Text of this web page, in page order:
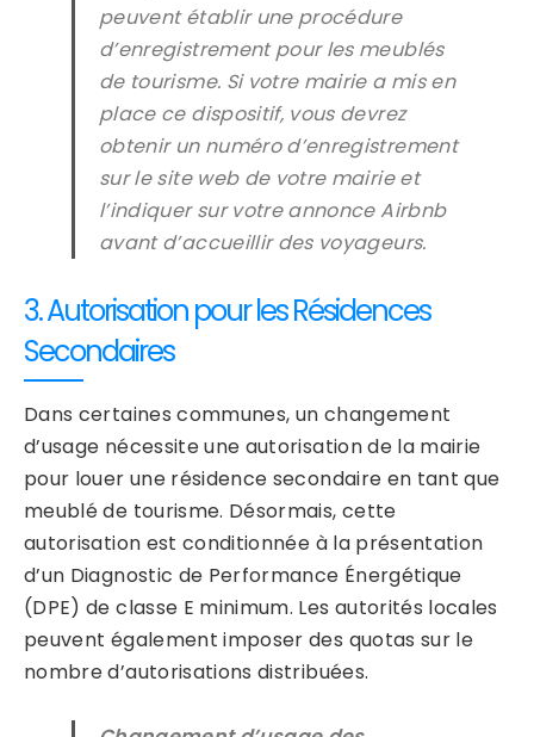
peuvent établir une procédure
d’enregistrement pour les meublés
de tourisme. Si votre mairie a mis en
place ce dispositif, vous devrez
obtenir un numéro d’enregistrement
sur le site web de votre mairie et
l’indiquer sur votre annonce Airbnb
avant d’accueillir des voyageurs.
3. Autorisation pour les Résidences
Secondaires
Dans certaines communes, un changement
d’usage nécessite une autorisation de la mairie
pour louer une résidence secondaire en tant que
meublé de tourisme. Désormais, cette
autorisation est conditionnée à la présentation
d’un Diagnostic de Performance Énergétique
(DPE) de classe E minimum. Les autorités locales
peuvent également imposer des quotas sur le
nombre d’autorisations distribuées.